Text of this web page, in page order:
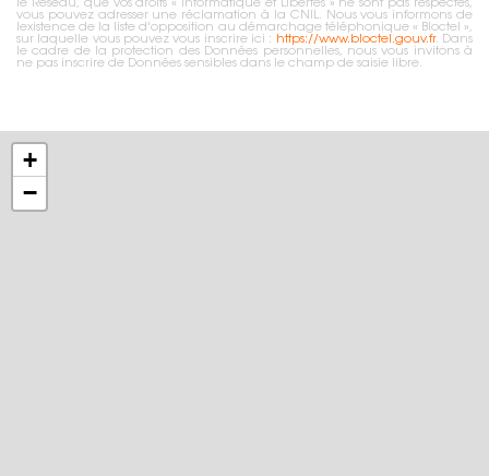
le Réseau, que vos droits « Informatique et Libertés » ne sont pas respectés,
vous pouvez adresser une réclamation à la CNIL. Nous vous informons de
lexistence de la liste d'opposition au démarchage téléphonique « Bloctel »,
sur laquelle vous pouvez vous inscrire ici : https://www.bloctel.gouv.fr. Dans
le cadre de la protection des Données personnelles, nous vous invitons à
ne pas inscrire de Données sensibles dans le champ de saisie libre.
+
−